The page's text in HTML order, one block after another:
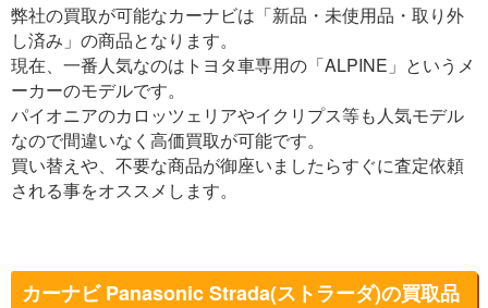
弊社の買取が可能なカーナビは「新品・未使用品・取り外
し済み」の商品となります。
現在、一番人気なのはトヨタ車専用の「ALPINE」というメ
ーカーのモデルです。
パイオニアのカロッツェリアやイクリプス等も人気モデル
なので間違いなく高価買取が可能です。
買い替えや、不要な商品が御座いましたらすぐに査定依頼
される事をオススメします。
カーナビ Panasonic Strada(ストラーダ)の買取品